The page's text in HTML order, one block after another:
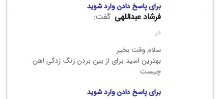
برای پاسخ دادن وارد شوید
فرشاد عبداللهی گفت:
در
سلام وقت بخیر
بهترین اسید برای از بین بردن زنگ زدگی اهن
چیست
برای پاسخ دادن وارد شوید